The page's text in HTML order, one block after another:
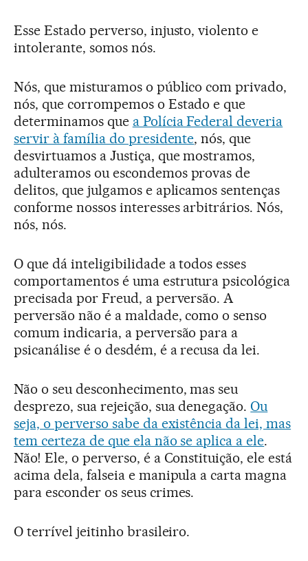
Esse Estado perverso, injusto, violento e
intolerante, somos nós.
Nós, que misturamos o público com privado,
nós, que corrompemos o Estado e que
determinamos que a Polícia Federal deveria
servir à família do presidente, nós, que
desvirtuamos a Justiça, que mostramos,
adulteramos ou escondemos provas de
delitos, que julgamos e aplicamos sentenças
conforme nossos interesses arbitrários. Nós,
nós, nós.
O que dá inteligibilidade a todos esses
comportamentos é uma estrutura psicológica
precisada por Freud, a perversão. A
perversão não é a maldade, como o senso
comum indicaria, a perversão para a
psicanálise é o desdém, é a recusa da lei.
Não o seu desconhecimento, mas seu
desprezo, sua rejeição, sua denegação. Ou
seja, o perverso sabe da existência da lei, mas
tem certeza de que ela não se aplica a ele.
Não! Ele, o perverso, é a Constituição, ele está
acima dela, falseia e manipula a carta magna
para esconder os seus crimes.
O terrível jeitinho brasileiro.